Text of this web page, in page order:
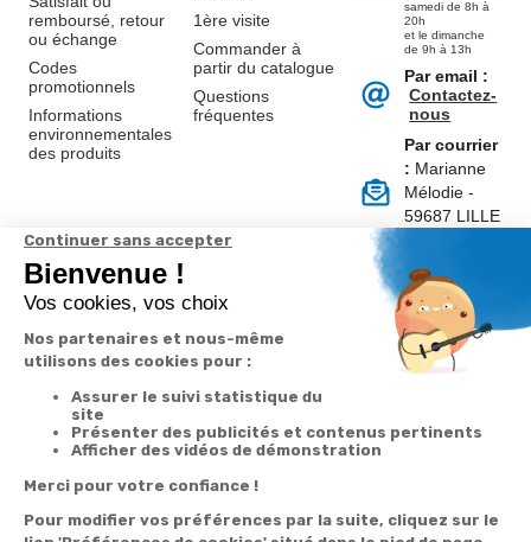
remboursé, retour
ou échange
Codes
promotionnels
Informations
environnementales
des produits
1ère visite
Commander à
partir du catalogue
Questions
fréquentes
A propos de
nous
Partenariats
Avis Clients
samedi de 8h à
20h
et le dimanche
de 9h à 13h
Par email :
Contactez-
nous
Par courrier
: Marianne
Mélodie -
59687 LILLE
Suivez-nous
Données
personnelles et
cookies
Paramétrer
vente